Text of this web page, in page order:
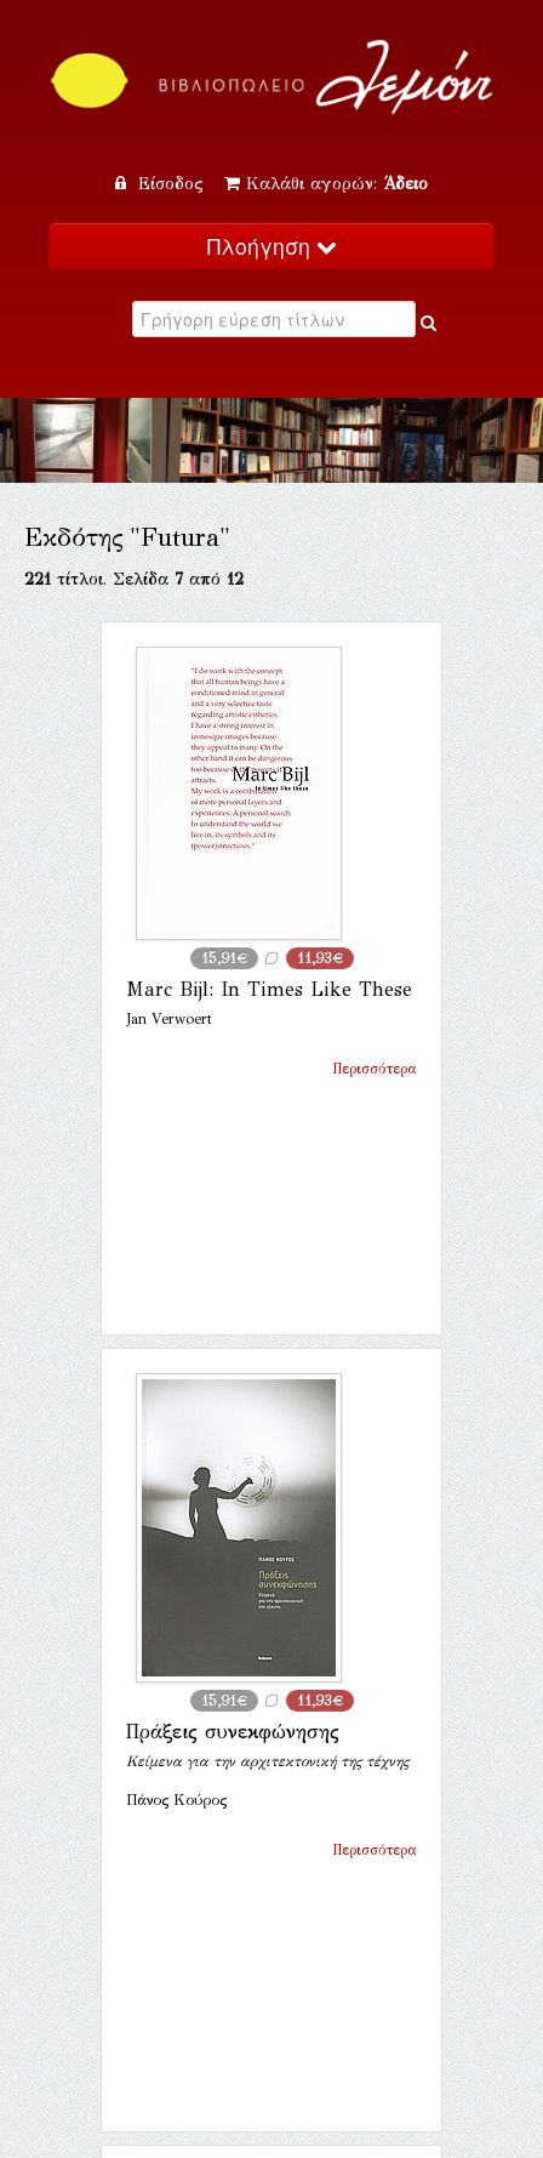
Είσοδος Καλάθι αγορών: Άδειο
Πλοήγηση
Κατάλογος
Εκδηλώσεις
Επικοινωνία
Εκδότης "Futura"
221τίτλοι. Σελίδα7από12
15,91€ 11,93€
Marc Bijl: In Times Like These
Jan Verwoert
Περισσότερα
15,91€ 11,93€
Πράξεις συνεκφώνησης
Κείμενα για την αρχιτεκτονική της τέχνης
Πάνος Κούρος
Περισσότερα